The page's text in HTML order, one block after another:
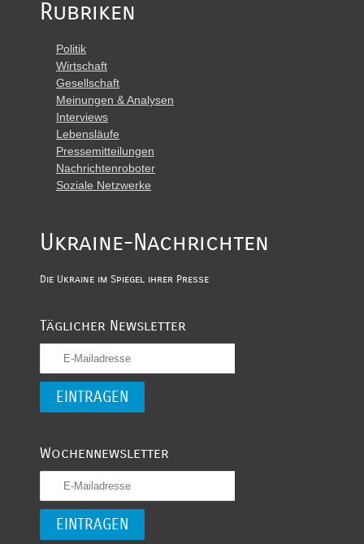
Rubriken
Politik
Wirtschaft
Gesellschaft
Meinungen & Analysen
Interviews
Lebensläufe
Pressemitteilungen
Nachrichtenroboter
Soziale Netzwerke
Ukraine-Nachrichten
Die Ukraine im Spiegel ihrer Presse
Täglicher Newsletter
Wochennewsletter